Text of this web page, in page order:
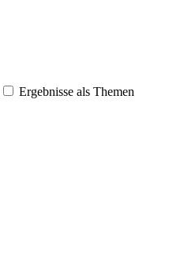
Ergebnisse als Themen